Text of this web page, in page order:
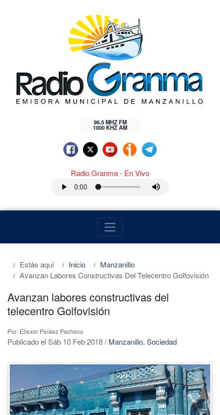
96.5 MHZ FM
1000 KHZ AM
Radio Granma - En Vivo
Estás aquí Inicio
Manzanillo
Avanzan Labores Constructivas Del Telecentro Golfovisión
Avanzan labores constructivas del
telecentro Golfovisión
Por: Eliexer Peláez Pacheco
Publicado el Sáb 10 Feb 2018/ Manzanillo, Sociedad